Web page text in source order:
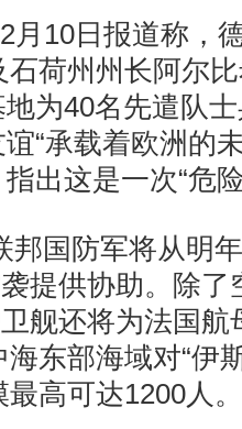
月10日报道称，
荷州州长阿尔
为40名先遣队
“承载着欧洲的
出这是一次“危
邦国防军将从明
提供协助。除
舰还将为法国航
东部海域对“伊
高可达1200人。